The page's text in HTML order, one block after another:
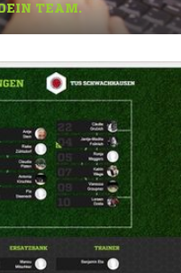
TEAM.